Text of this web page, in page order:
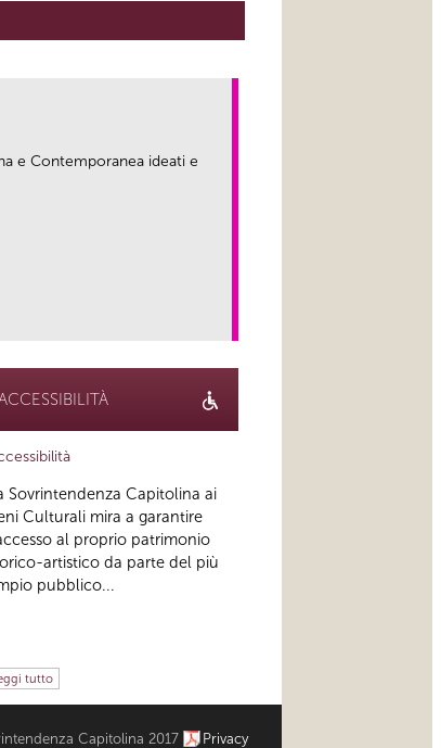
e Contemporanea ideati e
Sovrintendenza Capitolina ai
Culturali mira a garantire
al proprio patrimonio
artistico da parte del più
pubblico...
tutto
Capitolina 2017 Privacy